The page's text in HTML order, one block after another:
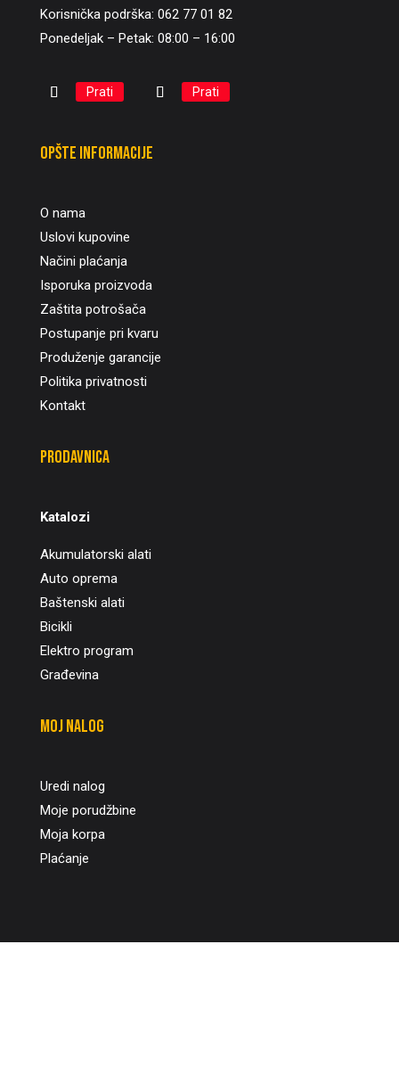
Korisnička podrška: 062 77 01 82
Ponedeljak – Petak: 08:00 – 16:00
Prati Prati
Opšte informacije
O nama
Uslovi kupovine
Načini plaćanja
Isporuka proizvoda
Zaštita potrošača
Postupanje pri kvaru
Produženje garancije
Politika privatnosti
Kontakt
Prodavnica
Katalozi
Akumulatorski alati
Auto oprema
Baštenski alati
Bicikli
Elektro program
Građevina
Moj nalog
Uredi nalog
Moje porudžbine
Moja korpa
Plaćanje